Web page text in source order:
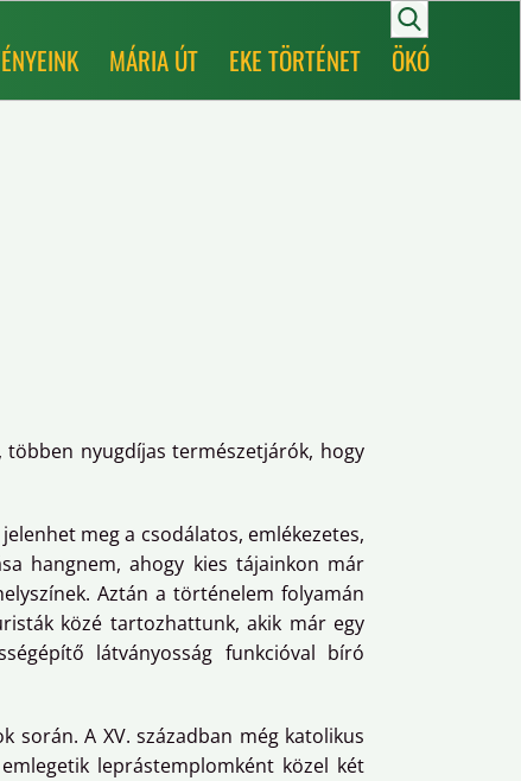
MÁRIA ÚT EKE TÖRTÉNET ÖKÓ
nyugdíjas természetjárók, hogy
meg a csodálatos, emlékezetes,
hangnem, ahogy kies tájainkon már
Aztán a történelem folyamán
közé tartozhattunk, akik már egy
látványosság funkcióval bíró
során. A XV. században még katolikus
leprástemplomként közel két